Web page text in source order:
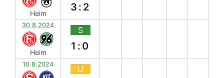
Heim
3:2
30.8.2024
Heim
S
1:0
10.8.2024 U